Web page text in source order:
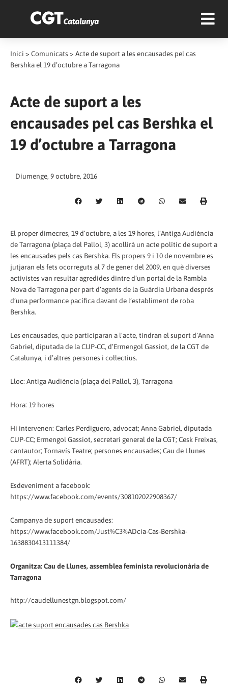
Inici > Comunicats > Acte de suport a les encausades pel cas
Bershka el 19 d’octubre a Tarragona
Acte de suport a les
encausades pel cas Bershka el
19 d’octubre a Tarragona
Diumenge, 9 octubre, 2016
El proper dimecres, 19 d’octubre, a les 19 hores, l’Antiga Audiència
de Tarragona (plaça del Pallol, 3) acollirà un acte polític de suport a
les encausades pels cas Bershka. Els propers 9 i 10 de novembre es
jutjaran els fets ocorreguts al 7 de gener del 2009, en què diverses
activistes van resultar agredides dintre d’un portal de la Rambla
Nova de Tarragona per part d’agents de la Guàrdia Urbana després
d’una performance pacífica davant de l’establiment de roba
Bershka.
Les encausades, que participaran a l’acte, tindran el suport d’Anna
Gabriel, diputada de la CUP-CC, d’Ermengol Gassiot, de la CGT de
Catalunya, i d’altres persones i col·lectius.
Lloc: Antiga Audiència (plaça del Pallol, 3), Tarragona
Hora: 19 hores
Hi intervenen: Carles Perdiguero, advocat; Anna Gabriel, diputada
CUP-CC; Ermengol Gassiot, secretari general de la CGT; Cesk Freixas,
cantautor; Tornavís Teatre; persones encausades; Cau de Llunes
(AFRT); Alerta Solidària.
Esdeveniment a facebook:
https://www.facebook.com/events/308102022908367/
Campanya de suport encausades:
https://www.facebook.com/Just%C3%ADcia-Cas-Bershka-
1638830413111384/
Organitza: Cau de Llunes, assemblea feminista revolucionària de
Tarragona
http://caudellunestgn.blogspot.com/